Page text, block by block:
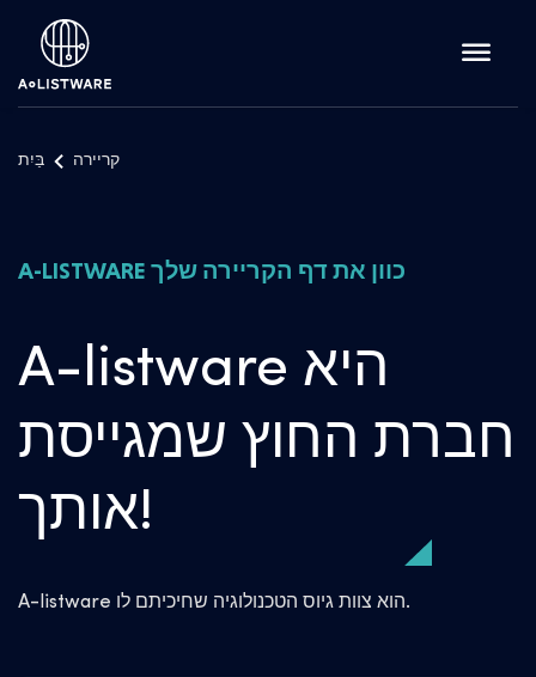
בַּיִת קריירה
A-LISTWARE כוון את דף הקריירה שלך
A-listware היא
חברת החוץ שמגייסת
אותך!
A-listware הוא צוות גיוס הטכנולוגיה שחיכיתם לו.